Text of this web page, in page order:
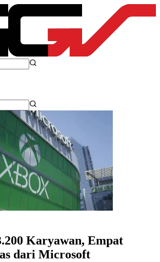
Empat Studio Dilepas dari Microsoft |
Karyawan, Empat
dari Microsoft